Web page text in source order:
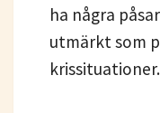
ha några
utmärkt som
krissituationer.